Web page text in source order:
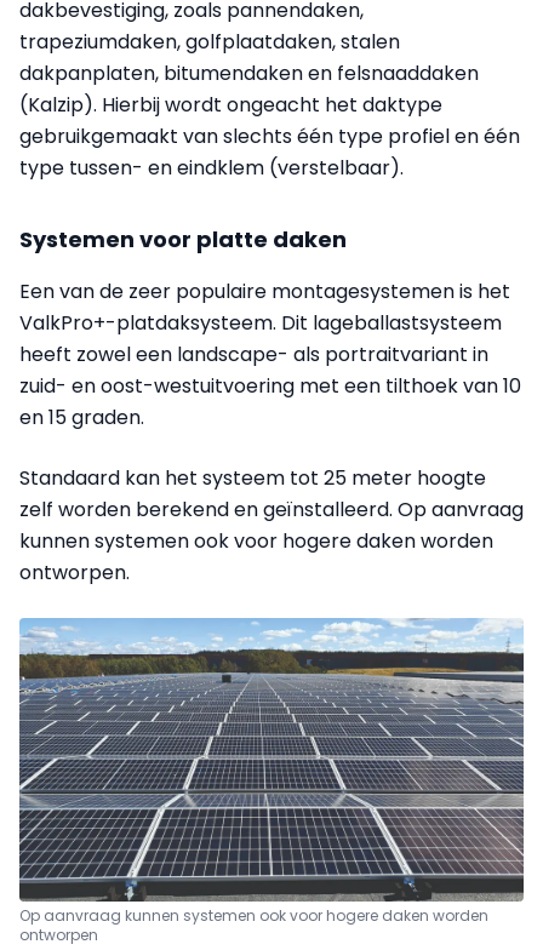
dakbevestiging, zoals pannendaken,
trapeziumdaken, golfplaatdaken, stalen
dakpanplaten, bitumendaken en felsnaaddaken
(Kalzip). Hierbij wordt ongeacht het daktype
gebruikgemaakt van slechts één type profiel en één
type tussen- en eindklem (verstelbaar).
Systemen voor platte daken
Een van de zeer populaire montagesystemen is het
ValkPro+-platdaksysteem. Dit lageballastsysteem
heeft zowel een landscape- als portraitvariant in
zuid- en oost-westuitvoering met een tilthoek van 10
en 15 graden.
Standaard kan het systeem tot 25 meter hoogte
zelf worden berekend en geïnstalleerd. Op aanvraag
kunnen systemen ook voor hogere daken worden
ontworpen.
Op aanvraag kunnen systemen ook voor hogere daken worden
ontworpen